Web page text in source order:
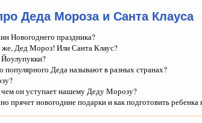
Деда Мороза и Санта Клауса
Новогоднего праздника?
Дед Мороз! Или Санта Клаус?
популярного Деда называют в разных странах?
чем он уступает нашему Деду Морозу?
прячет новогодние подарки и как подготовить